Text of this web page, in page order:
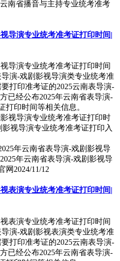
南省播音与主持专业统考准考
导演专业统考准考证打印时间|
导演专业统考准考证打印时间
演-戏剧影视导演类专业统考准
打印准考证的2025云南表导演-
已经公布2025年云南省表导演-
打印时间等相关信息。
年云南省表导演-戏剧影视导
年云南省表导演-戏剧影视导
网 2024/11/12
表演专业统考准考证打印时间|
表演专业统考准考证打印时间
演-戏剧影视表演类专业统考准
打印准考证的2025云南表导演-
已经公布2025年云南省表导演-